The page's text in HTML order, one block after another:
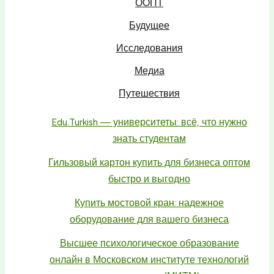
ООПТ
Будущее
Исследования
Медиа
Путешествия
Edu.Turkish — университеты: всё, что нужно
знать студентам
Гильзовый картон купить для бизнеса оптом
быстро и выгодно
Купить мостовой кран: надежное
оборудование для вашего бизнеса
Высшее психологическое образование
онлайн в Московском институте технологий